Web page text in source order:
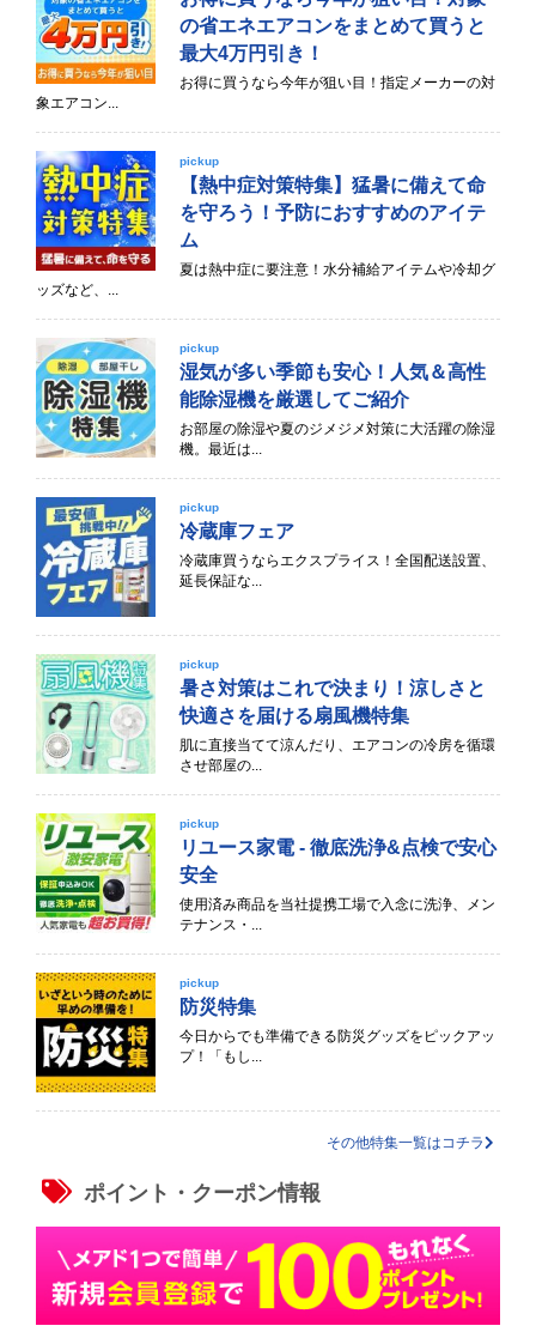
の省エネエアコンをまとめて買うと
最大4万円引き！
お得に買うなら今年が狙い目！指定メーカーの対
象エアコン...
pickup
【熱中症対策特集】猛暑に備えて命
を守ろう！予防におすすめのアイテ
ム
夏は熱中症に要注意！水分補給アイテムや冷却グ
ッズなど、...
pickup
湿気が多い季節も安心！人気＆高性
能除湿機を厳選してご紹介
お部屋の除湿や夏のジメジメ対策に大活躍の除湿
機。最近は...
pickup
冷蔵庫フェア
冷蔵庫買うならエクスプライス！全国配送設置、
延長保証な...
pickup
暑さ対策はこれで決まり！涼しさと
快適さを届ける扇風機特集
肌に直接当てて涼んだり、エアコンの冷房を循環
させ部屋の...
pickup
リユース家電 - 徹底洗浄&点検で安心
安全
使用済み商品を当社提携工場で入念に洗浄、メン
テナンス・...
pickup
防災特集
今日からでも準備できる防災グッズをピックアッ
プ！「もし...
その他特集一覧はコチラ
ポイント・クーポン情報